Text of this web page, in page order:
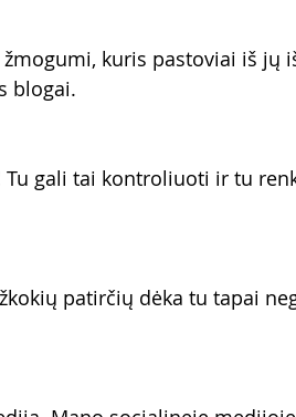
kuris pastoviai iš jų
blogai.
gali tai kontroliuoti ir tu
patirčių dėka tu tapai